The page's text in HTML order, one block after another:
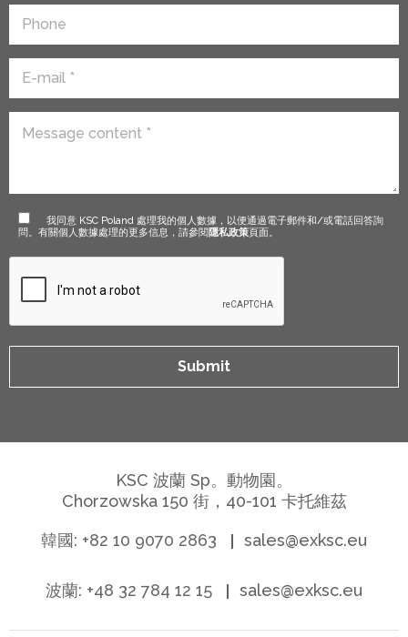
我同意 KSC Poland 處理我的個人數據，以便通過電子郵件和/或電話回答詢
問。有關個人數據處理的更多信息，請參閱隱私政策頁面。
KSC 波蘭 Sp。動物園。
Chorzowska 150 街，40-101 卡托維茲
韓國: +82 10 9070 2863 sales@exksc.eu
波蘭: +48 32 784 12 15 sales@exksc.eu